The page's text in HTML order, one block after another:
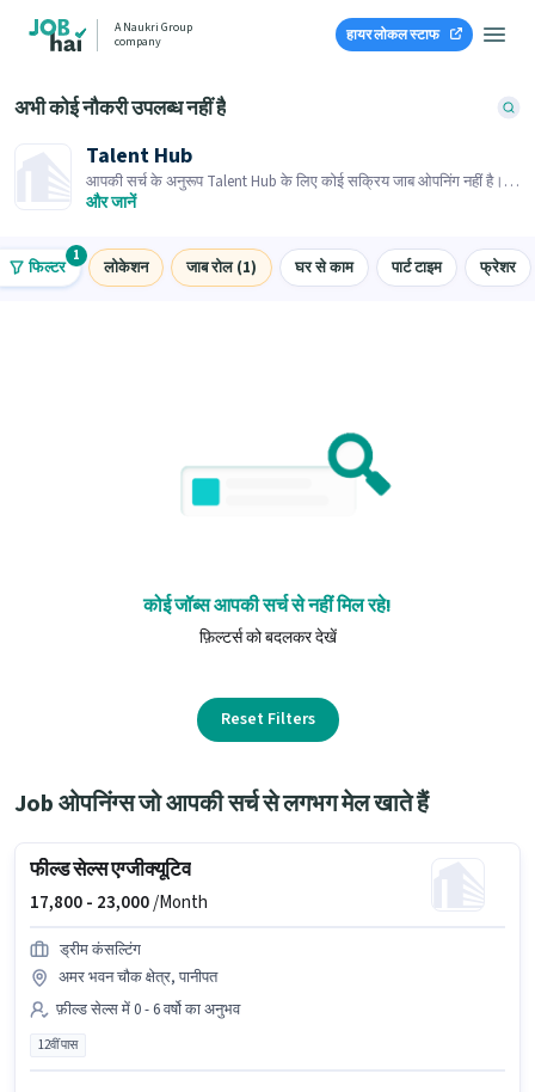
A Naukri Group
company
हायर लोकल स्टाफ
अभी कोई नौकरी उपलब्ध नहीं है
Talent Hub
आपकी सर्च के अनुरूप Talent Hub के लिए कोई सक्रिय जाब ओपनिंग नहीं है।
समान जाब ओपनिंग्स ब्राउज़ करें।
और जानें
फिल्टर
1
लोकेशन जाब रोल (1) घर से काम पार्ट टाइम फ्रेशर
कोई जॉब्स आपकी सर्च से नहीं मिल रहे!
फ़िल्टर्स को बदलकर देखें
Reset Filters
Job ओपनिंग्स जो आपकी सर्च से लगभग मेल खाते हैं
फील्ड सेल्स एग्जीक्यूटिव
17,800 - 23,000/Month
ड्रीम कंसल्टिंग
अमर भवन चौक क्षेत्र, पानीपत
फ़ील्ड सेल्स में 0 - 6 वर्षो का अनुभव
12वीं पास